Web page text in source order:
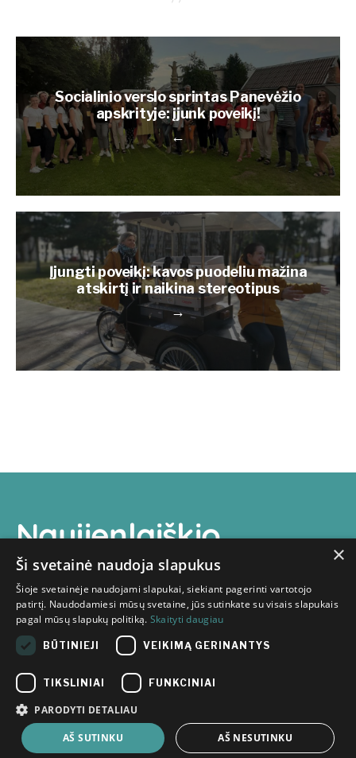
←
Socialinio verslo sprintas Panevėžio
apskrityje: įjunk poveikį!
→
Įjungti poveikį: kavos puodeliu mažina
atskirtį ir naikina stereotipus
Naujienlaiškio
prenumerata
Susipažinau su
Inovacijų
agentūros privatumo politikoje
asmens duomenų tvarkymą.
×
Ši svetainė naudoja slapukus
Šioje svetainėje naudojami slapukai, siekiant pagerinti vartotojo
patirtį. Naudodamiesi mūsų svetaine, jūs sutinkate su visais slapukais
pagal mūsų slapukų politiką. Skaityti daugiau
BŪTINIEJI VEIKIMĄ GERINANTYS
TIKSLINIAI FUNKCINIAI
PARODYTI DETALIAU
AŠ SUTINKU AŠ NESUTINKU